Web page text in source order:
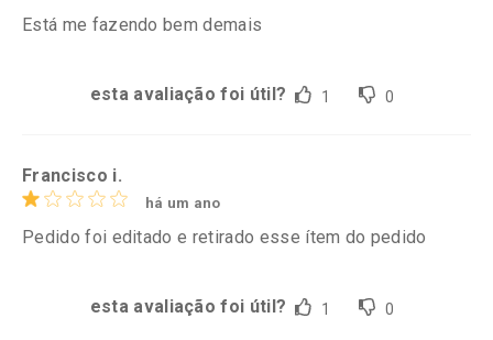
Está me fazendo bem demais
esta avaliação foi útil? 1 0
Francisco i.
há um ano
Pedido foi editado e retirado esse ítem do pedido
esta avaliação foi útil? 1 0